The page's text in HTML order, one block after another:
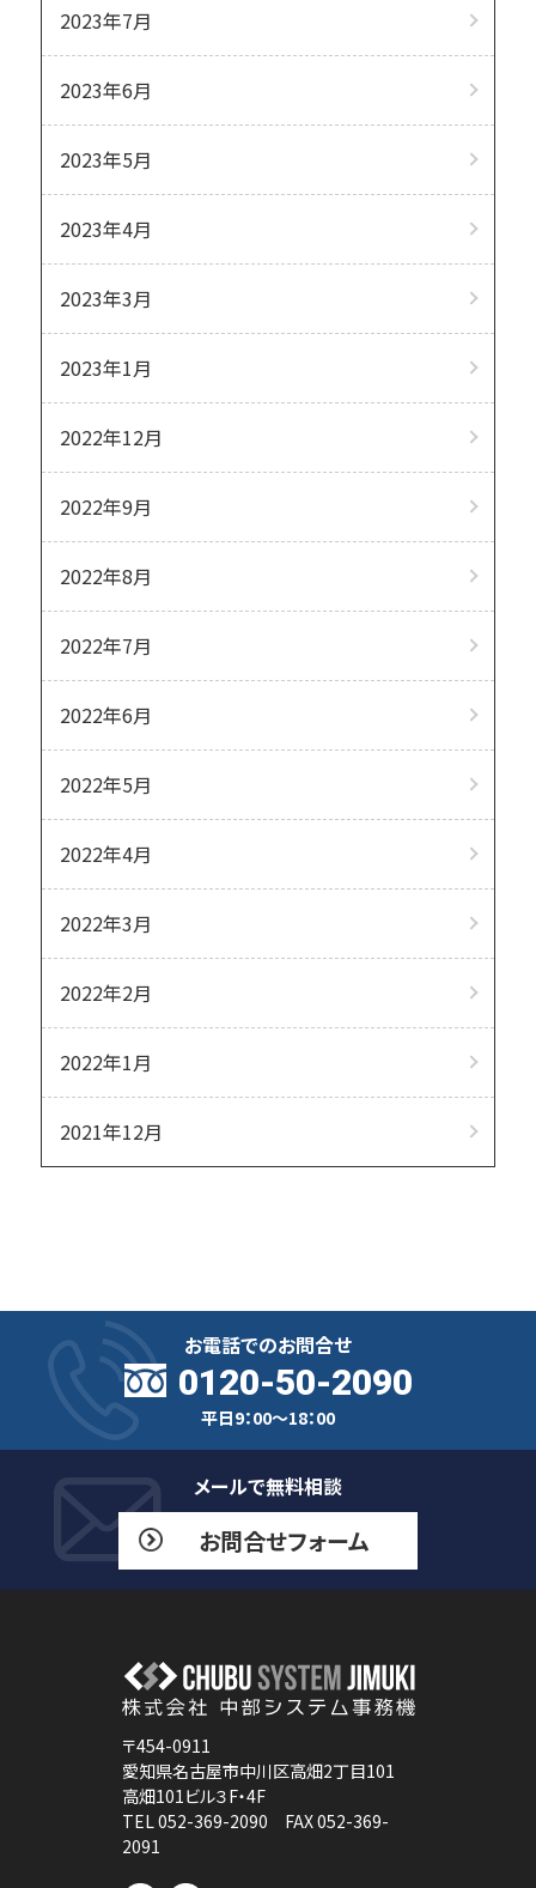
2023年7月
2023年6月
2023年5月
2023年4月
2023年3月
2023年1月
2022年12月
2022年9月
2022年8月
2022年7月
2022年6月
2022年5月
2022年4月
2022年3月
2022年2月
2022年1月
2021年12月
お電話でのお問合せ
0120-50-2090
平日9：00～18：00
メールで無料相談
お問合せフォーム
〒454-0911
愛知県名古屋市中川区高畑2丁目101
高畑101ビル３F・4F
TEL 052-369-2090 FAX 052-369-
2091